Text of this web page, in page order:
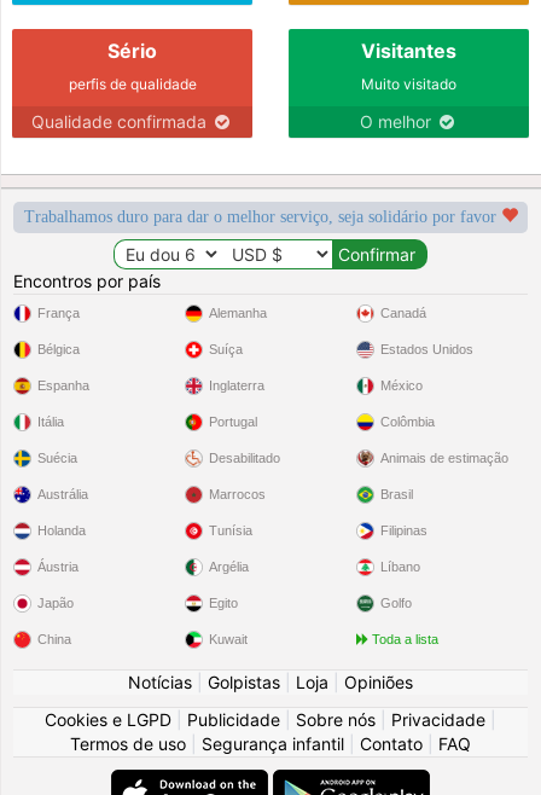
Sério
perfis de qualidade
Qualidade confirmada
Visitantes
Muito visitado
O melhor
Trabalhamos duro para dar o melhor serviço, seja solidário por favor
Encontros por país
França
Bélgica
Espanha
Itália
Suécia
Alemanha
Suíça
Inglaterra
Portugal
Desabilitado
Canadá
Estados Unidos
México
Colômbia
Animais de estimação
Austrália
Holanda
Áustria
Japão
China
Marrocos
Tunísia
Argélia
Egito
Kuwait
Brasil
Filipinas
Líbano
Golfo
Toda a lista
Notícias Golpistas Loja
Opiniões
Cookies e LGPD
Publicidade Sobre nós Privacidade
Termos de uso
Segurança infantil Contato FAQ